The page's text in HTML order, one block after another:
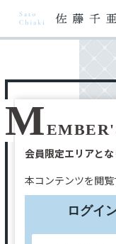
M
会員限定エリアと
本コンテンツを閲覧
ログイ